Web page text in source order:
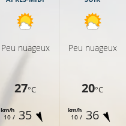
Peu nuageux
27°C
10 /
km/h 35
Peu nuageux
20°C
10 /
km/h 36